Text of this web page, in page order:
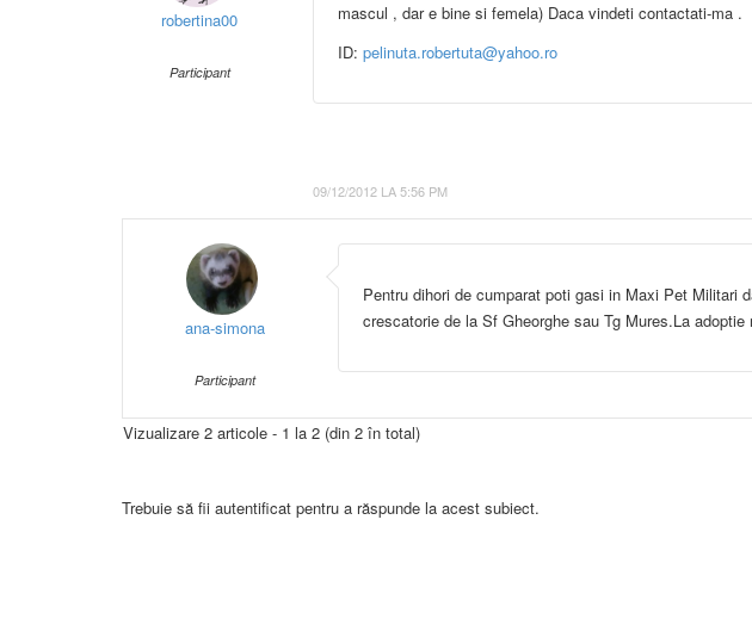
robertina00
Participant
mascul , dar e bine si femela) Daca vindeti contactati-ma .
ID: pelinuta.robertuta@yahoo.ro
09/12/2012 LA 5:56 PM
ana-simona
Participant
Pentru dihori de cumparat poti gasi in Maxi Pet Militari
crescatorie de la Sf Gheorghe sau Tg Mures.La
Vizualizare 2 articole - 1 la 2 (din 2 în total)
Trebuie să fii autentificat pentru a răspunde la acest subiect.